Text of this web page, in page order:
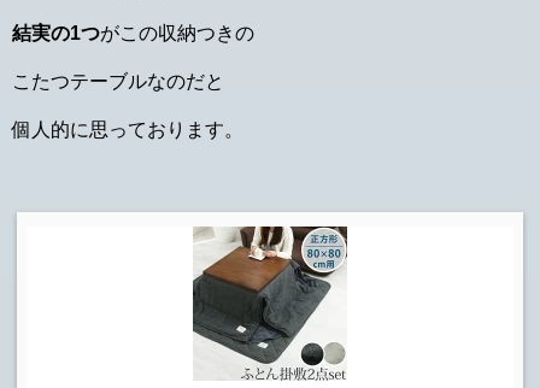
結実の1つがこの収納つきの
こたつテーブルなのだと
個人的に思っております。